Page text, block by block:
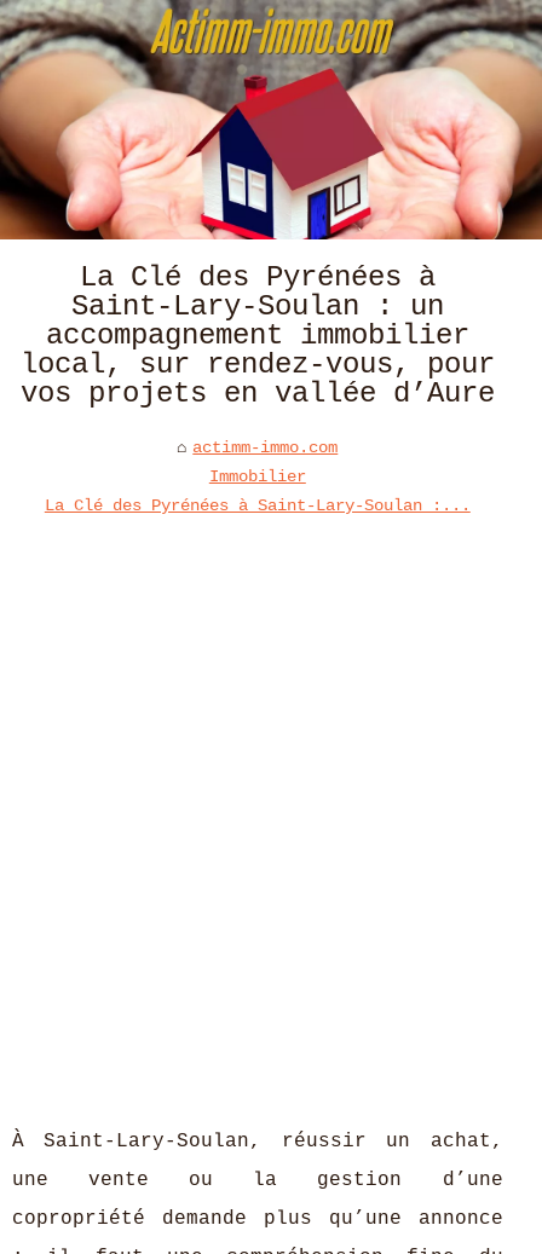
La Clé des Pyrénées à
Saint‑Lary‑Soulan : un
accompagnement immobilier
local, sur rendez‑vous, pour
vos projets en vallée d’Aure
actimm-immo.com
Immobilier
La Clé des Pyrénées à Saint‑Lary‑Soulan :...
À Saint‑Lary‑Soulan, réussir un achat,
une vente ou la gestion d’une
copropriété demande plus qu’une annonce